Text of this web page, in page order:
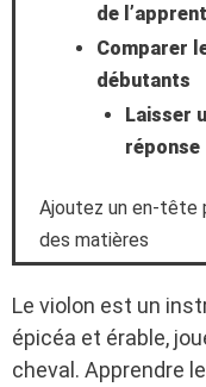
de
Comparer
débutants
Laisser
réponse
Ajoutez un en-tête
des matières
Le violon est un
épicéa et érable,
cheval. Apprendre